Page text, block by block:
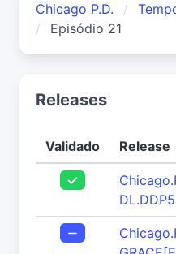
Chicago P.D.
Episódio 21
Releases
Validado Release